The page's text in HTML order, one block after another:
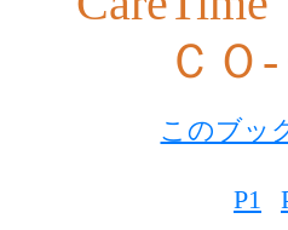
ＣＯ
このブッ
P1